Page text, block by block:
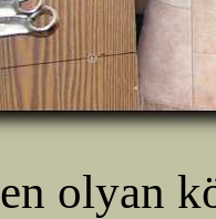
olyan